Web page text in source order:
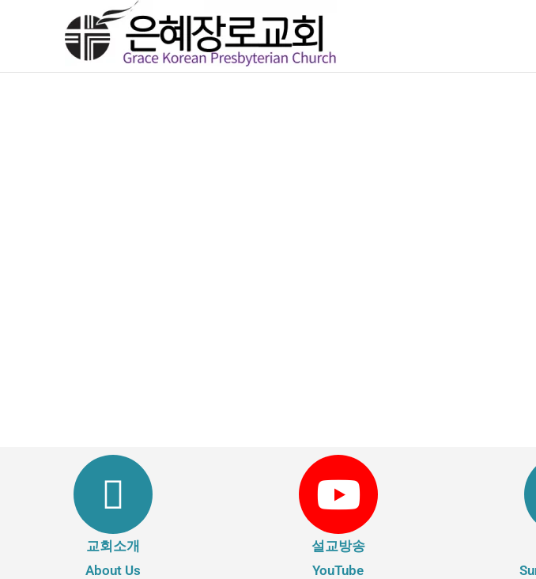
교회소개
About Us
설교방송
YouTube